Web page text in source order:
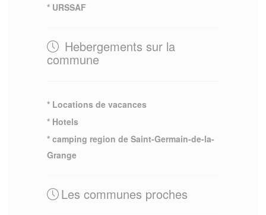
* URSSAF
Hebergements sur la
commune
* Locations de vacances
* Hotels
* camping region de Saint-Germain-de-la-
Grange
Les communes proches